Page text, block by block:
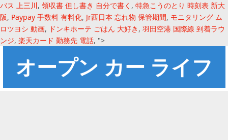
バス 上三川, 領収書 但し書き 自分で書く , 特急こうのとり 時刻表 新大
阪, Paypay 手数料 有料化, Jr西日本 忘れ物 保管期間, モニタリング ム
ロツヨシ 動画, ドンキホーテ ごはん 大好き , 羽田空港 国際線 到着ラウ
ンジ, 楽天カード 勤務先 電話, ">
オープン カー ライフ